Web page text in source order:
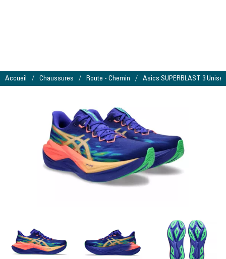
Accueil Chaussures Route - Chemin Asics SUPERBLAST 3